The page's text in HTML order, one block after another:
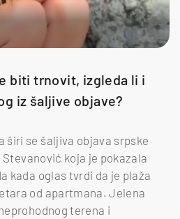
biti trnovit, izgleda li i
iz šaljive objave?
širi se šaljiva objava srpske
koja je pokazala
kada oglas tvrdi da je plaža
od apartmana. Jelena
terena i